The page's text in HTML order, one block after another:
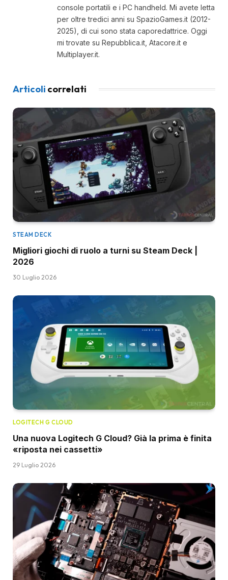
console portatili e i PC handheld. Mi avete letta
per oltre tredici anni su SpazioGames.it (2012-
2025), di cui sono stata caporedattrice. Oggi
mi trovate su Repubblica.it, Atacore.it e
Multiplayer.it.
Articoli correlati
STEAM DECK
Migliori giochi di ruolo a turni su Steam Deck |
2026
30 Luglio 2026
LOGITECH G CLOUD
Una nuova Logitech G Cloud? Già la prima è finita
«riposta nei cassetti»
29 Luglio 2026